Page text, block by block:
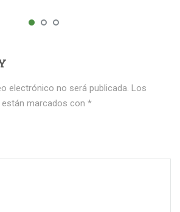
electrónico no será publicada. Los
marcados con *